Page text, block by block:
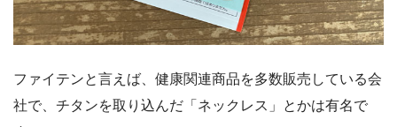
ファイテンと言えば、健康関連商品を多数販売している会
社で、チタンを取り込んだ「ネックレス」とかは有名で